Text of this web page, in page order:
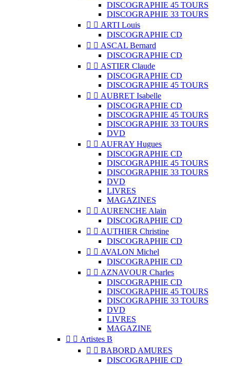
DISCOGRAPHIE 45 TOURS
DISCOGRAPHIE 33 TOURS
  ARTI Louis
DISCOGRAPHIE CD
  ASCAL Bernard
DISCOGRAPHIE CD
  ASTIER Claude
DISCOGRAPHIE CD
DISCOGRAPHIE 45 TOURS
  AUBRET Isabelle
DISCOGRAPHIE CD
DISCOGRAPHIE 45 TOURS
DISCOGRAPHIE 33 TOURS
DVD
  AUFRAY Hugues
DISCOGRAPHIE CD
DISCOGRAPHIE 45 TOURS
DISCOGRAPHIE 33 TOURS
DVD
LIVRES
MAGAZINES
  AURENCHE Alain
DISCOGRAPHIE CD
  AUTHIER Christine
DISCOGRAPHIE CD
  AVALON Michel
DISCOGRAPHIE CD
  AZNAVOUR Charles
DISCOGRAPHIE CD
DISCOGRAPHIE 45 TOURS
DISCOGRAPHIE 33 TOURS
DVD
LIVRES
MAGAZINE
  Artistes B
  BABORD AMURES
DISCOGRAPHIE CD